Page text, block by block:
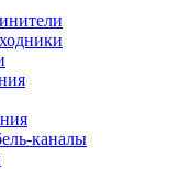
каналы